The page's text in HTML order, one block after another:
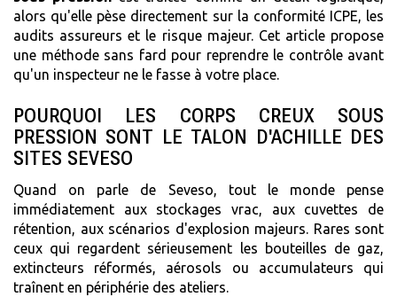
alors qu'elle pèse directement sur la conformité ICPE, les
audits assureurs et le risque majeur. Cet article propose
une méthode sans fard pour reprendre le contrôle avant
qu'un inspecteur ne le fasse à votre place.
POURQUOI LES CORPS CREUX SOUS
PRESSION SONT LE TALON D'ACHILLE DES
SITES SEVESO
Quand on parle de Seveso, tout le monde pense
immédiatement aux stockages vrac, aux cuvettes de
rétention, aux scénarios d'explosion majeurs. Rares sont
ceux qui regardent sérieusement les bouteilles de gaz,
extincteurs réformés, aérosols ou accumulateurs qui
traînent en périphérie des ateliers.